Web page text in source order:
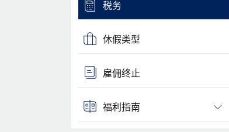
税务
休假类型
雇佣终止
福利指南